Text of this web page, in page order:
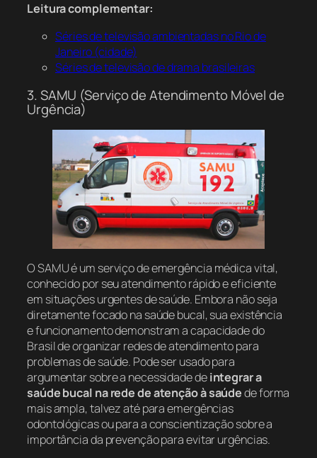
Leitura complementar:
Séries de televisão ambientadas no Rio de
Janeiro (cidade)
Séries de televisão de drama brasileiras
3. SAMU (Serviço de Atendimento Móvel de
Urgência)
O SAMU é um serviço de emergência médica vital,
conhecido por seu atendimento rápido e eficiente
em situações urgentes de saúde. Embora não seja
diretamente focado na saúde bucal, sua existência
e funcionamento demonstram a capacidade do
Brasil de organizar redes de atendimento para
problemas de saúde. Pode ser usado para
argumentar sobre a necessidade deintegrar a
saúde bucal na rede de atenção à saúdede forma
mais ampla, talvez até para emergências
odontológicas ou para a conscientização sobre a
importância da prevenção para evitar urgências.